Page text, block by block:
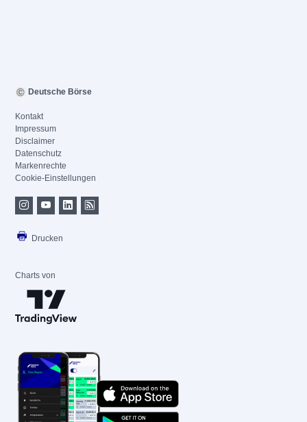
Deutsche Börse
Kontakt
Impressum
Disclaimer
Datenschutz
Markenrechte
Cookie-Einstellungen
Drucken
Charts von